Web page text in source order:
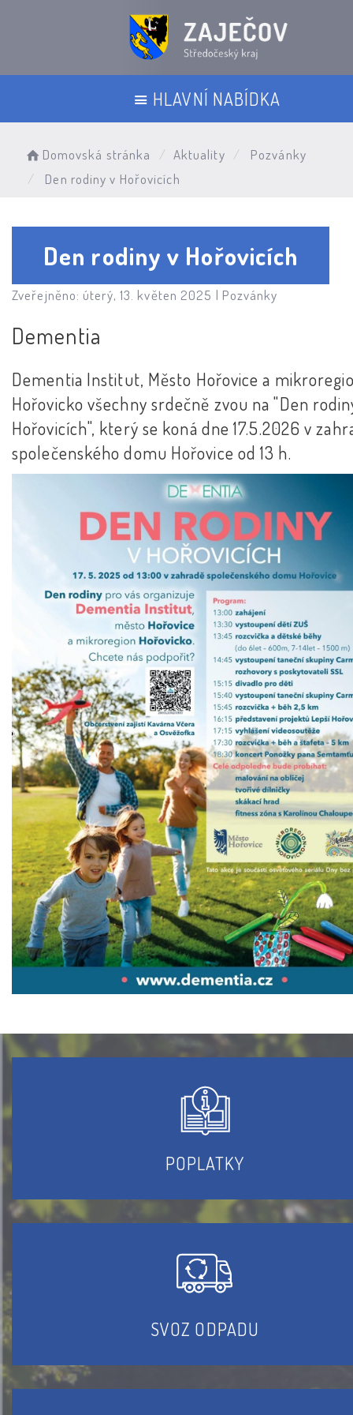
HLAVNÍ NABÍDKA
Domovská stránka Aktuality
Pozvánky
Den rodiny v Hořovicích
Den rodiny v Hořovicích
Zveřejněno: úterý, 13. květen 2025 | Pozvánky
Dementia
Dementia Institut, Město Hořovice a
Hořovicko všechny srdečně zvou na "Den
Hořovicích", který se koná dne 17.5.2026 v
společenského domu Hořovice od 13 h.
POPLATKY
SVOZ ODPADU